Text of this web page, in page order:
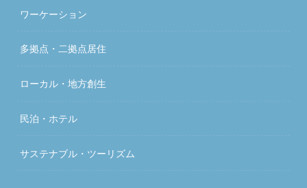
ワーケーション
多拠点・二拠点居住
ローカル・地方創生
民泊・ホテル
サステナブル・ツーリズム